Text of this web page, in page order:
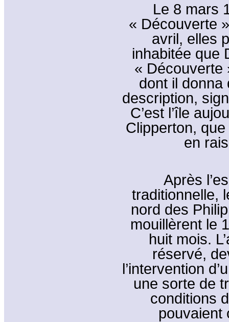
Le 8 mars
« Découverte
avril, elles
inhabitée que
« Découverte
dont il donna
description,
C’est l’île
Clipperton,
en
Après
traditionnelle,
nord des
mouillèrent le
huit mois.
réservé,
l’intervention
une sorte de
conditions
pouvaient